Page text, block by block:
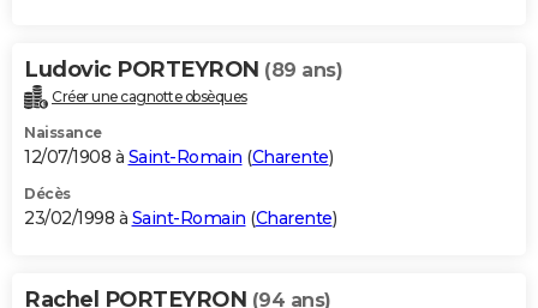
Ludovic PORTEYRON (89 ans)
Créer une cagnotte obsèques
Naissance
12/07/1908 à Saint-Romain (Charente)
Décès
23/02/1998 à Saint-Romain (Charente)
Rachel PORTEYRON (94 ans)